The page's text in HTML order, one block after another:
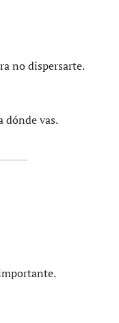
no dispersarte.
dónde vas.